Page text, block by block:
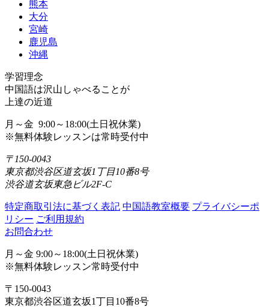
熊本
大分
宮崎
鹿児島
沖縄
学習理念
中国語は沢山しゃべることが
上達の近道
月～金 9:00～18:00(土日祝休業)
※無料体験レッスンは常時受付中
〒150-0043
東京都渋谷区道玄坂1丁目10番8号
渋谷道玄坂東急ビル2F-C
特定商取引法に基づく表記 中国語教室概要 プライバシーポ
リシー ご利用規約
お問合わせ
月～金 9:00～18:00(土日祝休業)
※無料体験レッスン常時受付中
〒150-0043
東京都渋谷区道玄坂1丁目10番8号